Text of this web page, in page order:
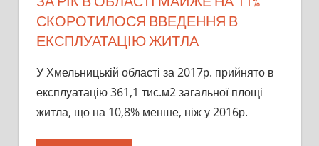
СКОРОТИЛОСЯ ВВЕДЕННЯ В
ЕКСПЛУАТАЦІЮ ЖИТЛА
У Хмельницькій області за 2017р. прийнято в
експлуатацію 361,1 тис.м2 загальної площі
житла, що на 10,8% менше, ніж у 2016р.